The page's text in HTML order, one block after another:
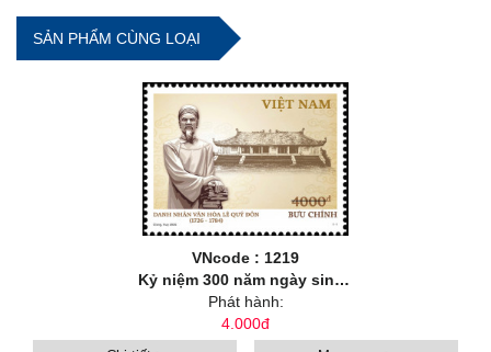
SẢN PHẨM CÙNG LOẠI
VNcode : 1219
Kỷ niệm 300 năm ngày sinh danh nhân văn hoá Lê Quý Đôn (1726-2026)
Phát hành:
4.000đ